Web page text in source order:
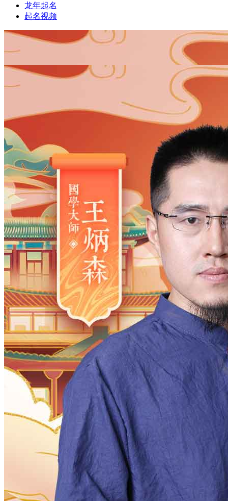
龙年起名
起名视频
男
男 女
出生时间
2026年 日0 18分
年
2028
2027 2026 2025 2024
2023
2022
2021 2020 2019 2018
2015
2014 2013 2012 2011
2009
2008 2007 2006 2005
2003
2002
2001 2000 1999 1998
1997
1995 1994 1993 1991
1990
1989
1988 1987 1986 1985
1984
1983
1982 1981 1980 1979 1978
1977
1976
1975 1974 1973 1972
1971
1969 1968 1967 1966 1965
1964
1963
1962 1961 1960 1959
1958
1957
1956 1955 1953 1952
1951
1950
1949 1948 1947
1944
1943 1942 1941 1940 1939
1938
1937
1936 1935 1934 1933
1932
1931
1930 1928 1927 1926
1924
1923 1922 1920
1919
1918
1916 1915 1914
1912
1911
1909 1908 1907
1905
1904 1903 1902 1900
12
11 7
31
30 29 28 27 25 24